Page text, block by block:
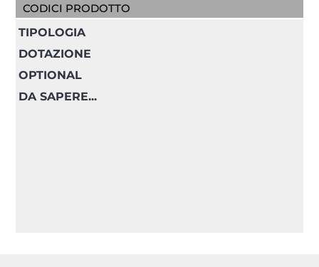
CODICI PRODOTTO
TIPOLOGIA
DOTAZIONE
OPTIONAL
DA SAPERE...